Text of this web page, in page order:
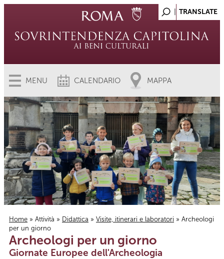
MENU CALENDARIO MAPPA
Tu sei qui
Home » Attività » Didattica » Visite, itinerari e laboratori » Archeologi
per un giorno
Archeologi per un giorno
Giornate Europee dell'Archeologia